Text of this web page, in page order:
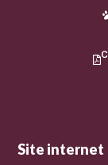
Site internet